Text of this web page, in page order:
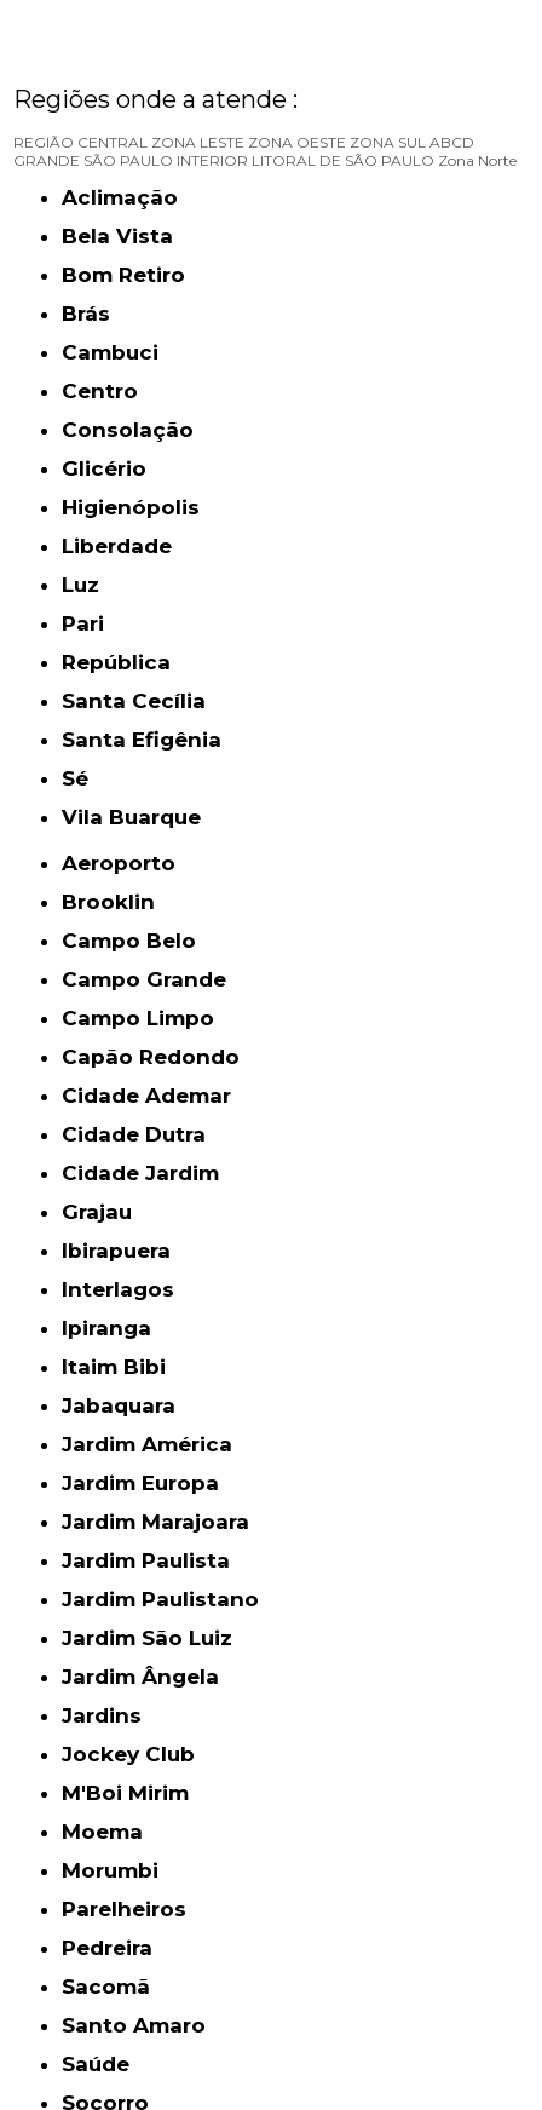
Regiões onde a atende :
REGIÃO CENTRAL ZONA LESTE ZONA OESTE ZONA SUL ABCD
GRANDE SÃO PAULO INTERIOR LITORAL DE SÃO PAULO Zona Norte
Aclimação
Bela Vista
Bom Retiro
Brás
Cambuci
Centro
Consolação
Glicério
Higienópolis
Liberdade
Luz
Pari
República
Santa Cecília
Santa Efigênia
Sé
Vila Buarque
Aeroporto
Brooklin
Campo Belo
Campo Grande
Campo Limpo
Capão Redondo
Cidade Ademar
Cidade Dutra
Cidade Jardim
Grajau
Ibirapuera
Interlagos
Ipiranga
Itaim Bibi
Jabaquara
Jardim América
Jardim Europa
Jardim Marajoara
Jardim Paulista
Jardim Paulistano
Jardim São Luiz
Jardim Ângela
Jardins
Jockey Club
M'Boi Mirim
Moema
Morumbi
Parelheiros
Pedreira
Sacomã
Santo Amaro
Saúde
Socorro